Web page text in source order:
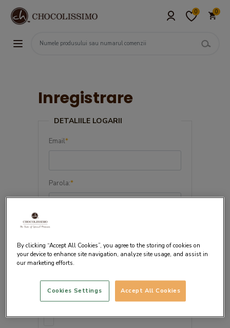
0 0
Inregistrare
DETALIILE LOGARII
Email*
Parola:*
Confirma parola:
DETALIILE PERSONALE
By clicking “Accept All Cookies”, you agree to the storing of cookies on
your device to enhance site navigation, analyze site usage, and assist in
our marketing efforts.
Accept All Cookies
Cookies Settings